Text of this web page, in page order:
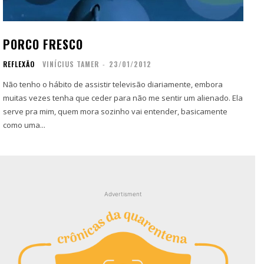
Contato
Zine
Autores
Sobre
Contato
Filmes
Contato
Zine
Autores
Sobre
Contato
Filmes
PORCO FRESCO
REFLEXÃO VINÍCIUS TAMER - 23/01/2012
Não tenho o hábito de assistir televisão diariamente, embora
muitas vezes tenha que ceder para não me sentir um alienado. Ela
serve pra mim, quem mora sozinho vai entender, basicamente
como uma...
Advertisment